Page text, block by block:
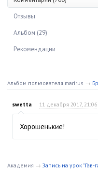
Отзывы
Альбом (29)
Рекомендации
Альбом пользователя marirus →
swetta 11 декабря 2017, 21:06
Хорошенькие!
Академия → Запись на урок "Гав-